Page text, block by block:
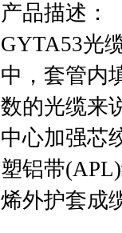
产品描述：
GYTA53光
中，套管内
数的光缆来
中心加强芯
塑铝带
烯外护套成